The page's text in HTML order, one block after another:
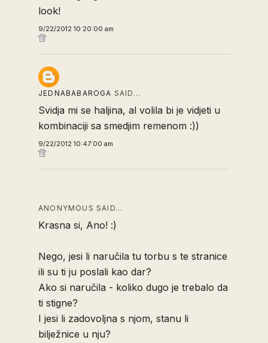
look!
9/22/2012 10:20:00 am
JEDNABABAROGA SAID…
Svidja mi se haljina, al volila bi je vidjeti u
kombinaciji sa smedjim remenom :))
9/22/2012 10:47:00 am
ANONYMOUS SAID…
Krasna si, Ano! :)
Nego, jesi li naručila tu torbu s te stranice
ili su ti ju poslali kao dar?
Ako si naručila - koliko dugo je trebalo da
ti stigne?
I jesi li zadovoljna s njom, stanu li
bilježnice u nju?